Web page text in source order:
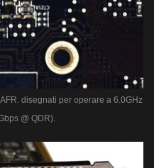
disegnati per operare a 6.0GHz
@ QDR).